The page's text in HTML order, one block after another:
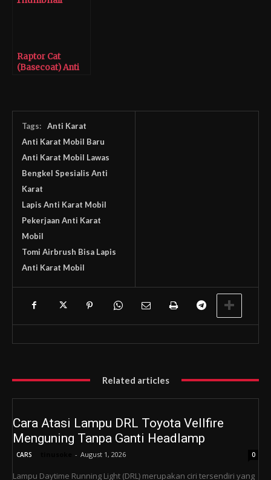
Raptor Cat
(Basecoat) Anti
Tags:
Anti Karat
Anti Karat Mobil Baru
Anti Karat Mobil Lawas
Bengkel Spesialis Anti
Karat
Lapis Anti Karat Mobil
Pekerjaan Anti Karat
Mobil
Tomi Airbrush Bisa Lapis
Anti Karat Mobil
Related articles
Cara Atasi Lampu DRL Toyota Vellfire
Menguning Tanpa Ganti Headlamp
CARS - August 1, 2026 0
Lampu Daytime Running Light (DRL) merupakan ciri tersendiri yang